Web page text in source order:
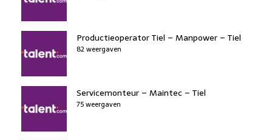
Productieoperator Tiel – Manpower – Tiel
82 weergaven
Servicemonteur – Maintec – Tiel
75 weergaven